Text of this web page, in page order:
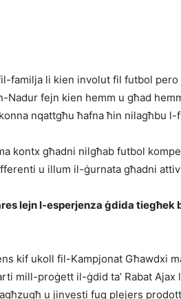
familja li kien involut fil futbol pero
fejn kien hemm u għad
nqattgħu ħafna ħin nilagħbu l-
kontx għadni nilgħab futbol
u illum il-ġurnata għadni
lejn l-esperjenza ġdida tiegħek
kif ukoll fil-Kampjonat Għawdxi
mill-proġett il-ġdid ta’ Rabat Ajax
u jinvesti fuq plejers